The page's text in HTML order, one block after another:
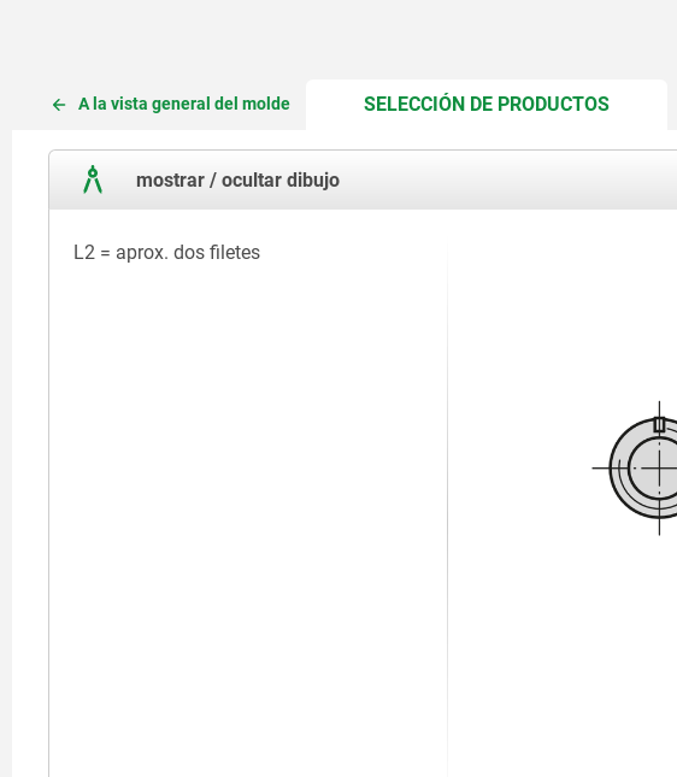
A la vista general del molde SELECCIÓN DE PRODUCTOSCURRENT
CURRENT
mostrar / ocultar dibujo
L2 = aprox. dos filetes